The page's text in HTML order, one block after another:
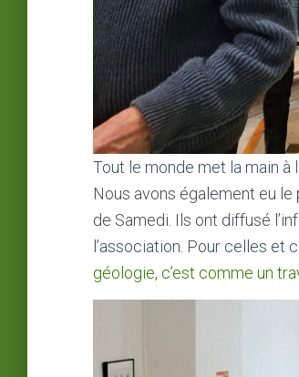
Tout le monde met la main à
Nous avons également eu
de Samedi. Ils ont diffusé
l’association. Pour celles et
géologie, c’est comme un